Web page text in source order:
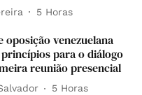
5 Horas
oposição venezuelana
para o diálogo
reunião presencial
5 Horas